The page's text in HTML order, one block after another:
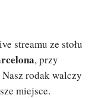
streamu ze stołu
, przy
rodak walczy
miejsce.